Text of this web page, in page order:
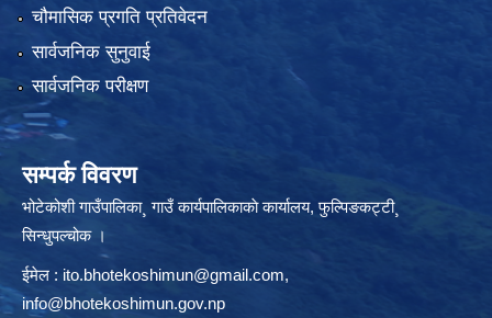
चौमासिक प्रगति प्रतिवेदन
सार्वजनिक सुनुवाई
सार्वजनिक परीक्षण
सम्पर्क विवरण
भोटेकोशी गाउँपालिका¸ गाउँ कार्यपालिकाकाे कार्यालय, फुल्पिङकट्टी¸
सिन्धुपल्चोक ।
ईमेल : ito.bhotekoshimun@gmail.com,
info@bhotekoshimun.gov.np